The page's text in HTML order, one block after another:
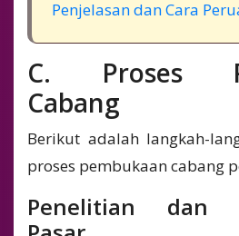
Penjelasan dan Cara
C. Proses
Cabang
Berikut adalah langkah-
proses pembukaan cabang
Penelitian dan